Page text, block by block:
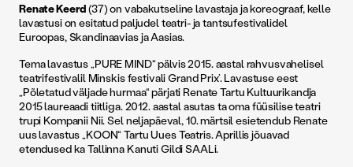
Renate Keerd(37) on vabakutseline lavastaja ja koreograaf, kelle
lavastusi on esitatud paljudel teatri- ja tantsufestivalidel
Euroopas, Skandinaavias ja Aasias.
Tema lavastus „PURE MIND“ pälvis 2015. aastal rahvusvahelisel
teatrifestivalil Minskis festivali Grand Prix’. Lavastuse eest
„Põletatud väljade hurmaa“ pärjati Renate Tartu Kultuurikandja
2015 laureaadi tiitliga. 2012. aastal asutas ta oma füüsilise teatri
trupi Kompanii Nii. Sel neljapäeval, 10. märtsil esietendub Renate
uus lavastus „KOON“ Tartu Uues Teatris. Aprillis jõuavad
etendused ka Tallinna Kanuti Gildi SAALi.